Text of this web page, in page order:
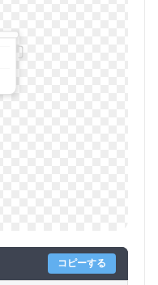
コピーする